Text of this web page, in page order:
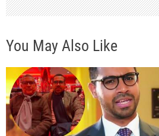
a
d
a
s
You May Also Like